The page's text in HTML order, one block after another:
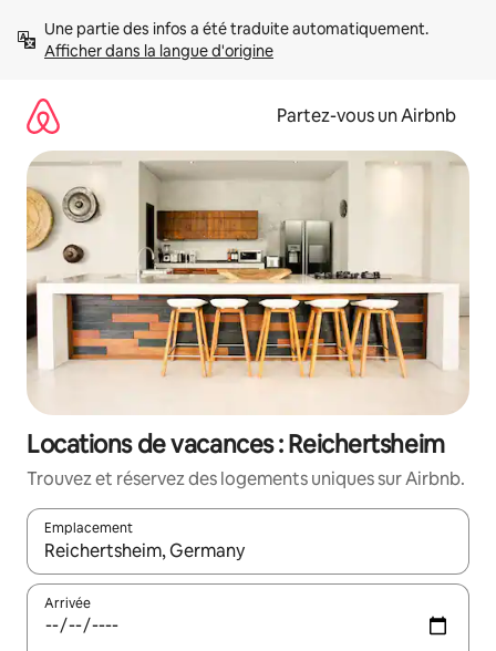
directement
Afficher dans la langue d'origine
Partez-vous un Airbnb
Locations de vacances : Reichertsheim
Trouvez et réservez des logements uniques sur Airbnb.
Emplacement
Quand les résultats sont affichés, parcourez-les en utilisant
Arrivée